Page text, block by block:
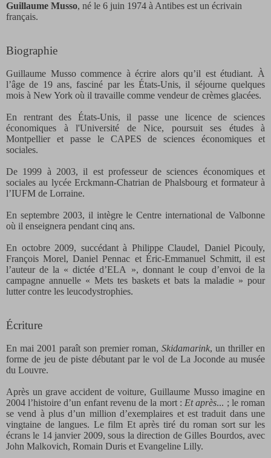
Guillaume Musso, né le 6 juin 1974 à Antibes est un écrivain
français.
Biographie
Guillaume Musso commence à écrire alors qu’il est étudiant. À
l’âge de 19 ans, fasciné par les États-Unis, il séjourne quelques
mois à New York où il travaille comme vendeur de crèmes glacées.
En rentrant des États-Unis, il passe une licence de sciences
économiques à l'Université de Nice, poursuit ses études à
Montpellier et passe le CAPES de sciences économiques et
sociales.
De 1999 à 2003, il est professeur de sciences économiques et
sociales au lycée Erckmann-Chatrian de Phalsbourg et formateur à
l’IUFM de Lorraine.
En septembre 2003, il intègre le Centre international de Valbonne
où il enseignera pendant cinq ans.
En octobre 2009, succédant à Philippe Claudel, Daniel Picouly,
François Morel, Daniel Pennac et Éric-Emmanuel Schmitt, il est
l’auteur de la « dictée d’ELA », donnant le coup d’envoi de la
campagne annuelle « Mets tes baskets et bats la maladie » pour
lutter contre les leucodystrophies.
Écriture
En mai 2001 paraît son premier roman, Skidamarink, un thriller en
forme de jeu de piste débutant par le vol de La Joconde au musée
du Louvre.
Après un grave accident de voiture, Guillaume Musso imagine en
2004 l’histoire d’un enfant revenu de la mort : Et après... ; le roman
se vend à plus d’un million d’exemplaires et est traduit dans une
vingtaine de langues. Le film Et après tiré du roman sort sur les
écrans le 14 janvier 2009, sous la direction de Gilles Bourdos, avec
John Malkovich, Romain Duris et Evangeline Lilly.